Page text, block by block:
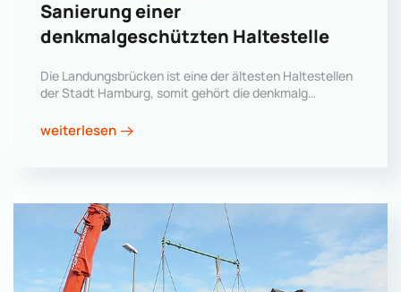
Sanierung einer
denkmalgeschützten Haltestelle
Die Landungsbrücken ist eine der ältesten Haltestellen
der Stadt Hamburg, somit gehört die denkmalg…
weiterlesen